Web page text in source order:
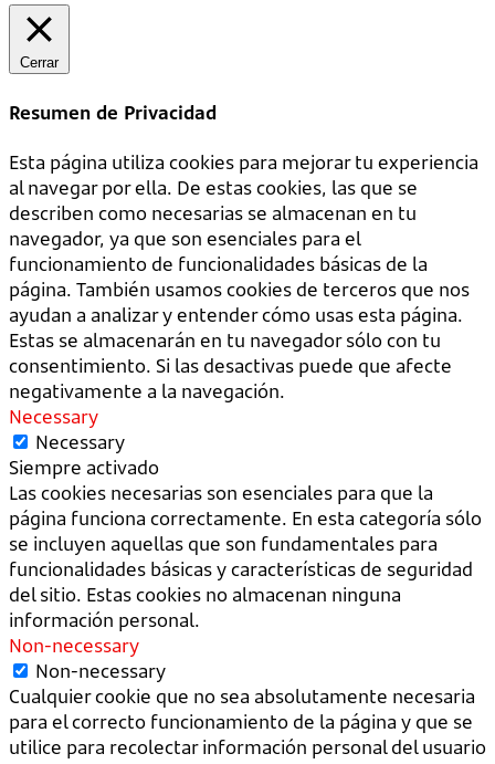
Cerrar
Resumen de Privacidad
Esta página utiliza cookies para mejorar tu experiencia
al navegar por ella. De estas cookies, las que se
describen como necesarias se almacenan en tu
navegador, ya que son esenciales para el
funcionamiento de funcionalidades básicas de la
página. También usamos cookies de terceros que nos
ayudan a analizar y entender cómo usas esta página.
Estas se almacenarán en tu navegador sólo con tu
consentimiento. Si las desactivas puede que afecte
negativamente a la navegación.
Necessary
Necessary
Siempre activado
Las cookies necesarias son esenciales para que la
página funciona correctamente. En esta categoría sólo
se incluyen aquellas que son fundamentales para
funcionalidades básicas y características de seguridad
del sitio. Estas cookies no almacenan ninguna
información personal.
Non-necessary
Non-necessary
Cualquier cookie que no sea absolutamente necesaria
para el correcto funcionamiento de la página y que se
utilice para recolectar información personal del usuario